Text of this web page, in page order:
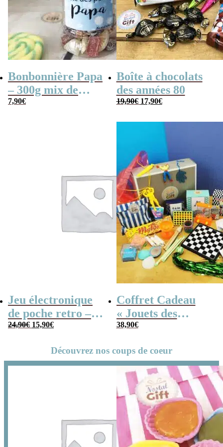
Bonbonnière Papa
– 300g mix de
bonbons anciens –
7,90€
Boîte à chocolats
des années 80
19,90€ Le
prix
19,90€.
17,90€Le
prix
17,90€.
Jeu électronique
de poche retro –
Console vintage
24,90€ Le
prix
15,90€Le
prix
Coffret Cadeau
« Jouets des
années 80 » –
38,90€
Découvrez nos coups de coeur